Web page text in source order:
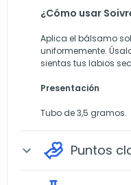
¿Cómo usar
Aplica el bálsamo
uniformemente.
sientas tus labios
Presentación
Tubo de 3,5 gramos.
expand_more Puntos